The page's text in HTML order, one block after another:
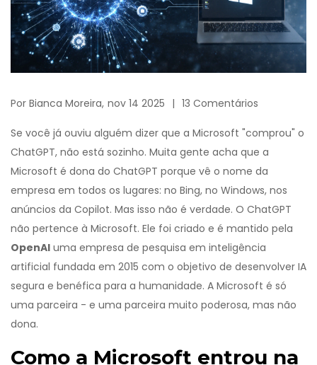
Por Bianca Moreira, nov 14 2025 13 Comentários
Se você já ouviu alguém dizer que a Microsoft "comprou" o
ChatGPT, não está sozinho. Muita gente acha que a
Microsoft é dona do ChatGPT porque vê o nome da
empresa em todos os lugares: no Bing, no Windows, nos
anúncios da Copilot. Mas isso não é verdade. O ChatGPT
não pertence à Microsoft. Ele foi criado e é mantido pela
OpenAI uma empresa de pesquisa em inteligência
artificial fundada em 2015 com o objetivo de desenvolver IA
segura e benéfica para a humanidade. A Microsoft é só
uma parceira - e uma parceira muito poderosa, mas não
dona.
Como a Microsoft entrou na